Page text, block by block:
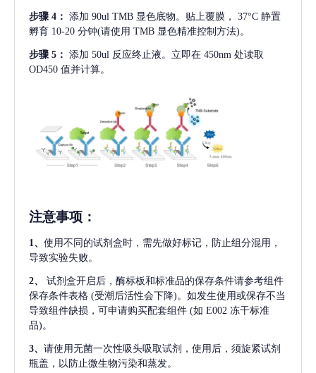
步骤 4： 添加 90ul TMB 显色底物。贴上覆膜， 37°C 静置
孵育 10-20 分钟(请使用 TMB 显色精准控制方法)。
步骤 5： 添加 50ul 反应终止液。立即在 450nm 处读取
OD450 值并计算。
注意事项 ：
1、 使用不同的试剂盒时，需先做好标记，防止组分混用，
导致实验失败。
2、
试剂盒开启后，酶标板和标准品的保存条件请参考组件
保存条件表格 (受潮后活性会下降)。如发生使用或保存不当
导致组件缺损，可申请购买配套组件 (如 E002 冻干标准
品)。
3、 请使用无菌一次性吸头吸取试剂，使用后，须旋紧试剂
瓶盖，以防止微生物污染和蒸发。